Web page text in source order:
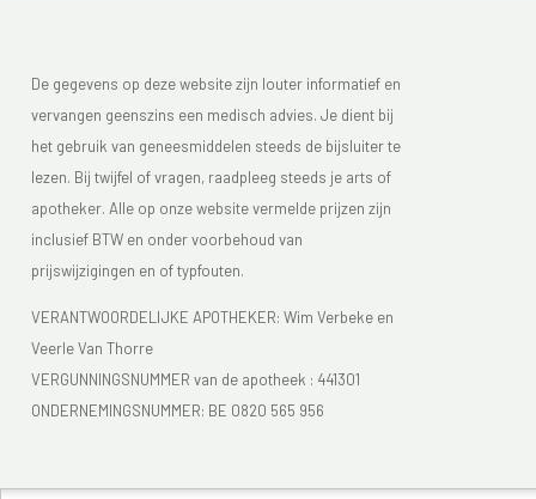
De gegevens op deze website zijn louter informatief en
vervangen geenszins een medisch advies. Je dient bij
het gebruik van geneesmiddelen steeds de bijsluiter te
lezen. Bij twijfel of vragen, raadpleeg steeds je arts of
apotheker. Alle op onze website vermelde prijzen zijn
inclusief BTW en onder voorbehoud van
prijswijzigingen en of typfouten.
VERANTWOORDELIJKE APOTHEKER: Wim Verbeke en
Veerle Van Thorre
VERGUNNINGSNUMMER van de apotheek : 441301
ONDERNEMINGSNUMMER: BE 0820 565 956